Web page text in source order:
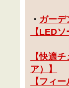
・ ガーデ
【LEDソ
【快適チ
ア）
】
【フィ